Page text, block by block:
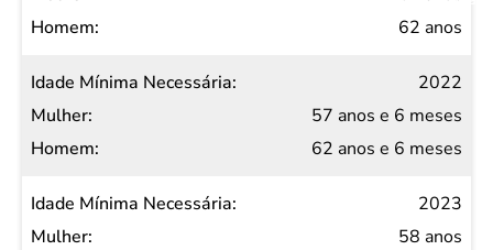
62 anos
2022
57 anos e 6 meses
62 anos e 6 meses
2023
58 anos